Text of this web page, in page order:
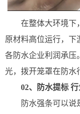
在整体大环境下，
原材料高位运行，下
各防水企业利润承压
光，拨开笼罩在防水
02、防水提标
防水强条可以说是